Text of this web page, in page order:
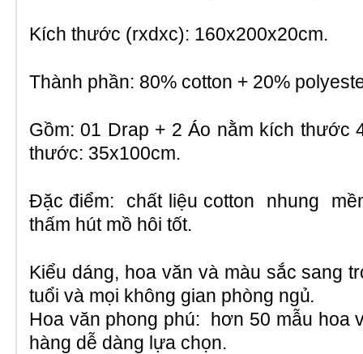
Kích thước (rxdxc): 160x200x20cm.
Thành phần: 80% cotton + 20%
Gồm: 01 Drap + 2 Áo nằm kích thước
thước: 35x100cm.
Đặc điểm: chất liệu cotton nhung
thấm hút mồ hôi tốt.
Kiểu dáng, hoa văn và màu sắc sang
tuổi và mọi không gian phòng ngủ.
Hoa văn phong phú: hơn 50 mẫu hoa
hàng dễ dàng lựa chọn.